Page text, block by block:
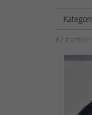
Kategori
62 træffere